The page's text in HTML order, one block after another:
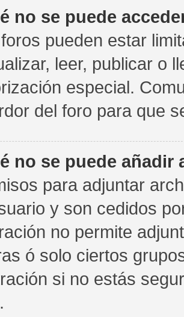
no se puede
pueden estar
leer, publicar o
especial.
del foro para que
no se puede
para adjuntar
y son cedidos
no permite
ó solo ciertos
si no estás